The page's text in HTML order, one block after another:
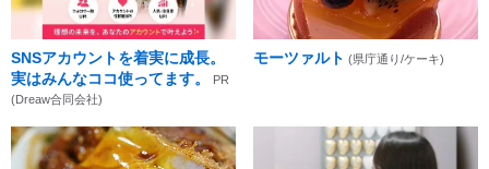
SNSアカウントを着実に成長。
実はみんなココ使ってます。
PR
(Dreaw合同会社)
モーツァルト (県庁通り/ケーキ)